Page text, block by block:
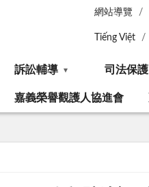
網站導覽
Tiếng Việt
訴訟輔導 司法保護
嘉義榮譽觀護人協進會